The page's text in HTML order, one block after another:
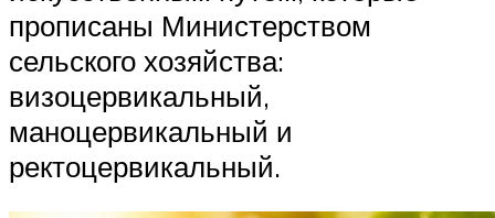
прописаны Министерством
сельского хозяйства:
визоцервикальный,
маноцервикальный и
ректоцервикальный.